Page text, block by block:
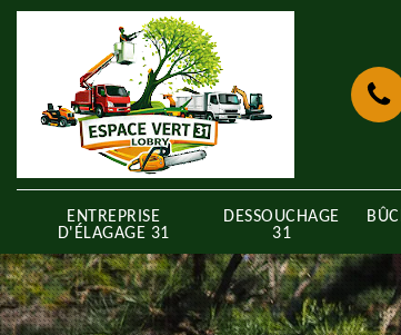
ENTREPRISE
D'ÉLAGAGE 31
DESSOUCHAGE
31